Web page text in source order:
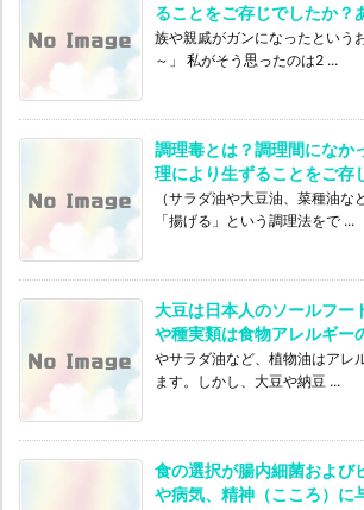
ることをご存じでしたか？
族や親戚がガンになったという
～」 私がそう思ったのは2 ...
調理毒とは？調理間になか
理により生ずることをご存
（サラダ油や大豆油、菜種油な
「揚げる」という調理法をで ...
大豆は日本人のソールフー
や種実類は食物アレルギー
やサラダ油など、植物油はアレ
ます。しかし、大豆や納豆 ...
食の選択が腸内細菌および
や病気、精神（こころ）に